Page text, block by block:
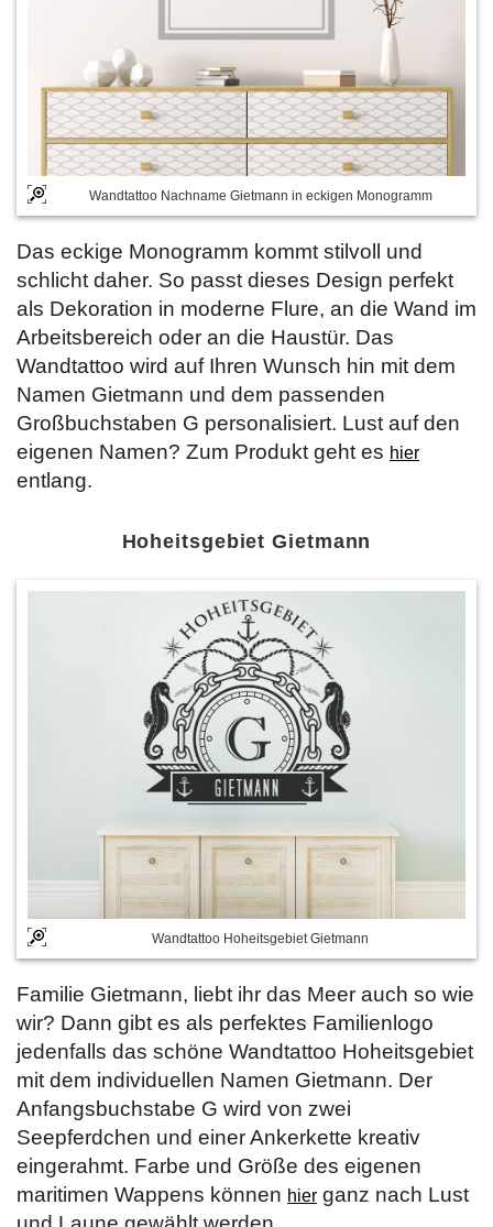
Wandtattoo Nachname Gietmann in eckigen Monogramm
Das eckige Monogramm kommt stilvoll und
schlicht daher. So passt dieses Design perfekt
als Dekoration in moderne Flure, an die Wand im
Arbeitsbereich oder an die Haustür. Das
Wandtattoo wird auf Ihren Wunsch hin mit dem
Namen Gietmann und dem passenden
Großbuchstaben G personalisiert. Lust auf den
eigenen Namen? Zum Produkt geht es hier
entlang.
Hoheitsgebiet Gietmann
Wandtattoo Hoheitsgebiet Gietmann
Familie Gietmann, liebt ihr das Meer auch so wie
wir? Dann gibt es als perfektes Familienlogo
jedenfalls das schöne Wandtattoo Hoheitsgebiet
mit dem individuellen Namen Gietmann. Der
Anfangsbuchstabe G wird von zwei
Seepferdchen und einer Ankerkette kreativ
eingerahmt. Farbe und Größe des eigenen
maritimen Wappens können hier ganz nach Lust